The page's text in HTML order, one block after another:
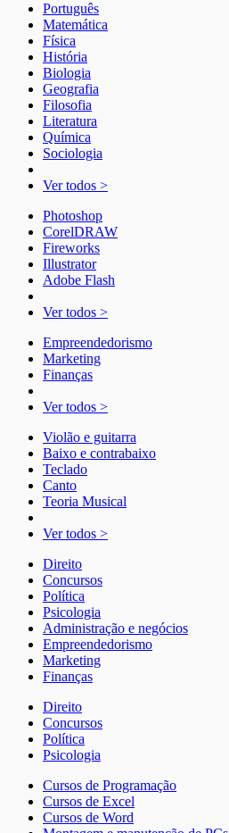
Português
Matemática
Física
História
Biologia
Geografia
Filosofia
Literatura
Química
Sociologia
Ver todos >
Photoshop
CorelDRAW
Fireworks
Illustrator
Adobe Flash
Ver todos >
Empreendedorismo
Marketing
Finanças
Ver todos >
Violão e guitarra
Baixo e contrabaixo
Teclado
Canto
Teoria Musical
Ver todos >
Direito
Concursos
Política
Psicologia
Administração e negócios
Empreendedorismo
Marketing
Finanças
Direito
Concursos
Política
Psicologia
Cursos de Programação
Cursos de Excel
Cursos de Word